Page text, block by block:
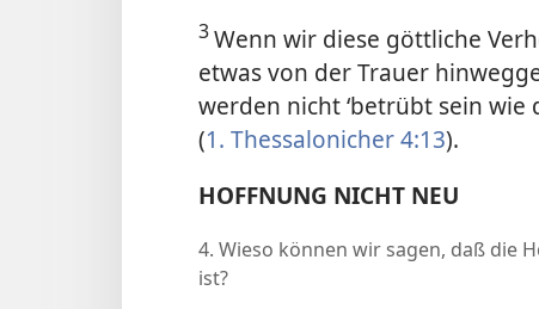
3Wenn wir diese göttliche
etwas von der Trauer
werden nicht ‘betrübt sein
(1. Thessalonicher 4:13).
HOFFNUNG NICHT NEU
4. Wieso können wir sagen, daß die
ist?